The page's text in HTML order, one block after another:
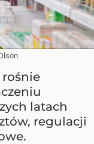
latach
regulacji